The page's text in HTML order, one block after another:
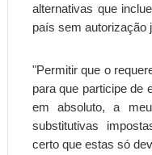
alternativas que
país sem autorização
"Permitir que o
para que participe de
em absoluto, a
substitutivas
certo que estas só